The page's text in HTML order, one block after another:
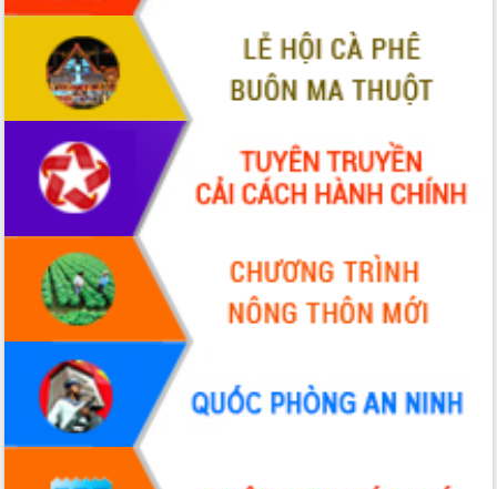
VIDEO
Không có file video nào để phát.
ALBUM ẢNH
LIÊN KẾT WEB